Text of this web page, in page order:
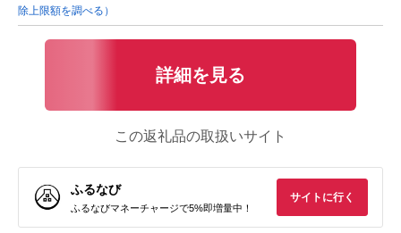
除上限額を調べる）
詳細を見る
この返礼品の取扱いサイト
ふるなび
ふるなびマネーチャージで5%即増量中！
サイトに行く